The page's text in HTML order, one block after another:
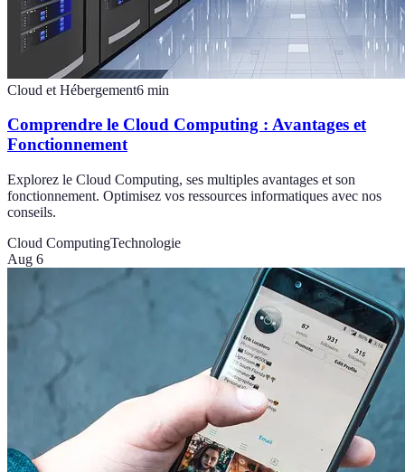
Cloud et Hébergement6 min
Comprendre le Cloud Computing : Avantages et
Fonctionnement
Explorez le Cloud Computing, ses multiples avantages et son
fonctionnement. Optimisez vos ressources informatiques avec nos
conseils.
Cloud ComputingTechnologie
Aug 6